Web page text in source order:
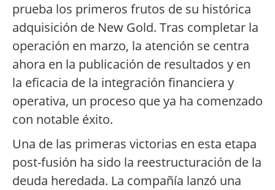
prueba los primeros frutos de su histórica
adquisición de New Gold. Tras completar la
operación en marzo, la atención se centra
ahora en la publicación de resultados y en
la eficacia de la integración financiera y
operativa, un proceso que ya ha comenzado
con notable éxito.
Una de las primeras victorias en esta etapa
post-fusión ha sido la reestructuración de la
deuda heredada. La compañía lanzó una